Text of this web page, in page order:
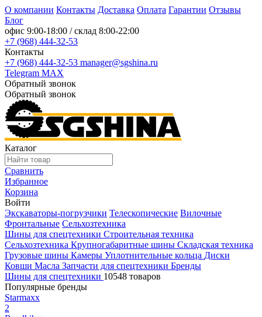
О компании Контакты Доставка Оплата Гарантии Отзывы
Блог
офис 9:00-18:00 / склад 8:00-22:00
+7 (968) 444-32-53
Контакты
+7 (968) 444-32-53 manager@sgshina.ru
Telegram MAX
Обратный звонок
Обратный звонок
Каталог
Сравнить
Избранное
Корзина
Войти
Экскаваторы-погрузчики Телескопические Вилочные
Фронтальные Сельхозтехника
Шины для спецтехники Строительная техника
Сельхозтехника Крупногабаритные шины Складская техника
Грузовые шины Камеры Уплотнительные кольца Диски
Ковши Масла Запчасти для спецтехники Бренды
Шины для спецтехники 10548 товаров
Популярные бренды
Starmaxx
2